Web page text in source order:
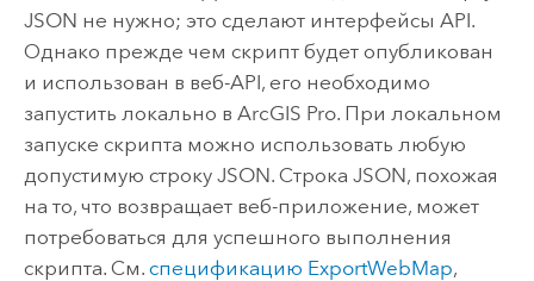
JSON не нужно; это сделают интерфейсы API.
Однако прежде чем скрипт будет опубликован
и использован в веб-API, его необходимо
запустить локально в ArcGIS Pro. При локальном
запуске скрипта можно использовать любую
допустимую строку JSON. Строка JSON, похожая
на то, что возвращает веб-приложение, может
потребоваться для успешного выполнения
скрипта. См. спецификацию ExportWebMap,